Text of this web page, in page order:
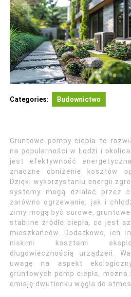
Categories: Budownictwo
Gruntowe pompy ciepła to
na popularności w Łodzi i
jest efektywność
znaczne obniżenie kosztów
Dzięki wykorzystaniu energii
systemy mogą działać przez
zarówno ogrzewanie, jak i
zimy mogą być surowe,
stabilne źródło ciepła, co jest
mieszkańców. Dodatkowo, ich
niskimi kosztami
długowiecznością urządzeń.
uwagę na aspekt
gruntowych pomp ciepła,
emisję dwutlenku węgla do